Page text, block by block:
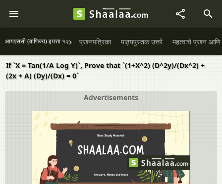
आयएससी (वाणिज्य) इयत्ता १२ प्रश्नपत्रिका पाठ्यपुस्तक उत्तरे महत्वाचे प्रश्न आणि
If `X = Tan(1/A Log Y)`, Prove that `(1+X^2) (D^2y)/(Dx^2) +
(2x + A) (Dy)/(Dx) = 0`
Advertisements